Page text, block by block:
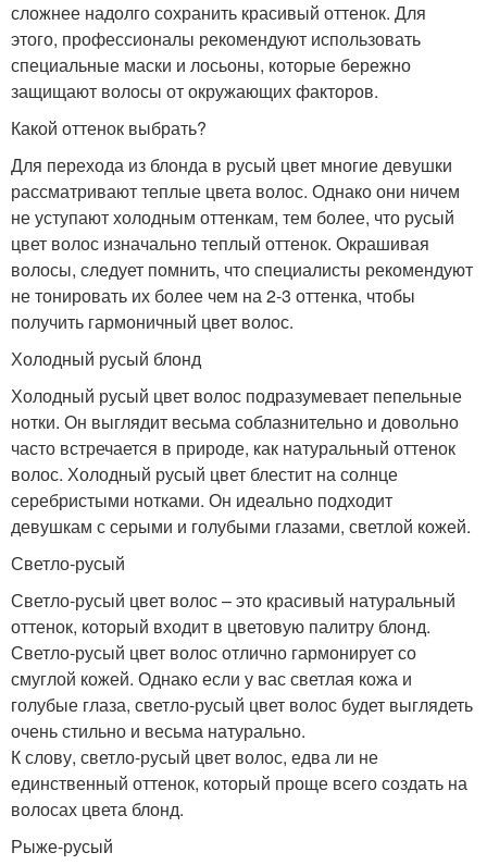
сложнее надолго сохранить красивый оттенок. Для
этого, профессионалы рекомендуют использовать
специальные маски и лосьоны, которые бережно
защищают волосы от окружающих факторов.
Какой оттенок выбрать?
Для перехода из блонда в русый цвет многие девушки
рассматривают теплые цвета волос. Однако они ничем
не уступают холодным оттенкам, тем более, что русый
цвет волос изначально теплый оттенок. Окрашивая
волосы, следует помнить, что специалисты рекомендуют
не тонировать их более чем на 2-3 оттенка, чтобы
получить гармоничный цвет волос.
Холодный русый блонд
Холодный русый цвет волос подразумевает пепельные
нотки. Он выглядит весьма соблазнительно и довольно
часто встречается в природе, как натуральный оттенок
волос. Холодный русый цвет блестит на солнце
серебристыми нотками. Он идеально подходит
девушкам с серыми и голубыми глазами, светлой кожей.
Светло-русый
Светло-русый цвет волос – это красивый натуральный
оттенок, который входит в цветовую палитру блонд.
Светло-русый цвет волос отлично гармонирует со
смуглой кожей. Однако если у вас светлая кожа и
голубые глаза, светло-русый цвет волос будет выглядеть
очень стильно и весьма натурально.
К слову, светло-русый цвет волос, едва ли не
единственный оттенок, который проще всего создать на
волосах цвета блонд.
Рыже-русый